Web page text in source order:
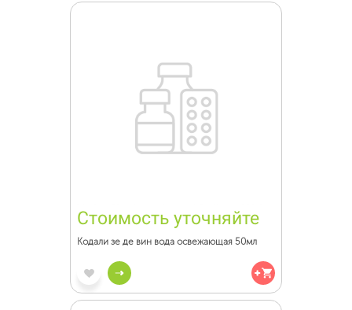
Стоимость уточняйте
Кодали зе де вин вода освежающая 50мл